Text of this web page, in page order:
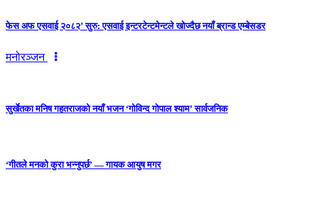
फेस अफ एसवाई २०८२’ सुरु: एसवाई इन्टरटेन्टमेन्टले खोज्दैछ नयाँ ब्रान्ड एम्बेसडर
मनोरञ्जन
सुर्खेतका मनिष गहतराजको नयाँ भजन ‘गोविन्द गोपाल श्याम’ सार्वजनिक
‘गीतले मनको कुरा भन्नुपर्छ’ — गायक आयुष मगर